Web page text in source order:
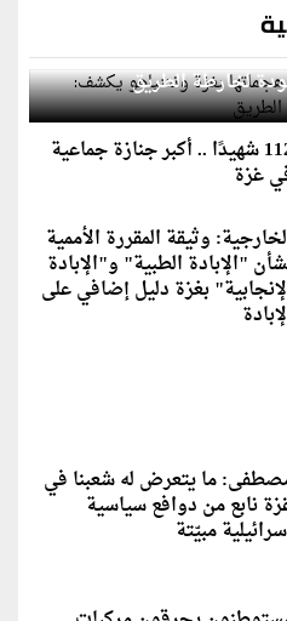
هجماتها بغزة ونتنياهو
لخارطة الطريق
112 شهيدًا .. أكبر جنازة جماعية
غزة
وثيقة المقررة الأممية
"الإبادة الطبية" و"الإبادة
بغزة دليل إضافي على
ما يتعرض له شعبنا في
نابع من دوافع سياسية
مبيّتة